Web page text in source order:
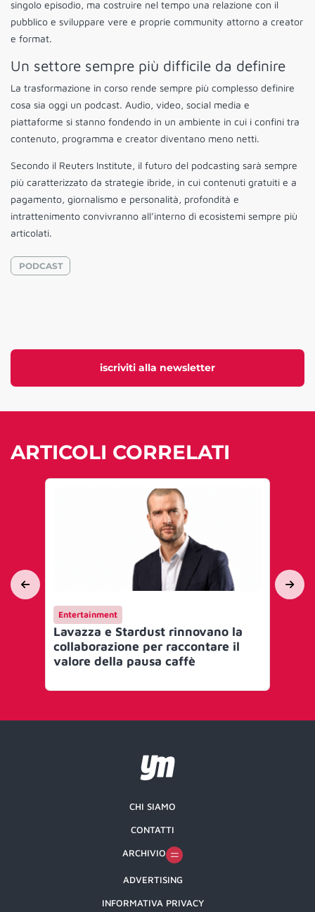
iscriviti alla newsletter
singolo episodio, ma costruire nel tempo una relazione con il
pubblico e sviluppare vere e proprie community attorno a creator
e format.
Un settore sempre più difficile da definire
La trasformazione in corso rende sempre più complesso definire
cosa sia oggi un podcast. Audio, video, social media e
piattaforme si stanno fondendo in un ambiente in cui i confini tra
contenuto, programma e creator diventano meno netti.
Secondo il Reuters Institute, il futuro del podcasting sarà sempre
più caratterizzato da strategie ibride, in cui contenuti gratuiti e a
pagamento, giornalismo e personalità, profondità e
intrattenimento convivranno all’interno di ecosistemi sempre più
articolati.
PODCAST
ARTICOLI CORRELATI
Entertainment
Lavazza e Stardust rinnovano la
collaborazione per raccontare il
valore della pausa caffè
CHI SIAMO
CONTATTI
ARCHIVIO
ADVERTISING
INFORMATIVA PRIVACY